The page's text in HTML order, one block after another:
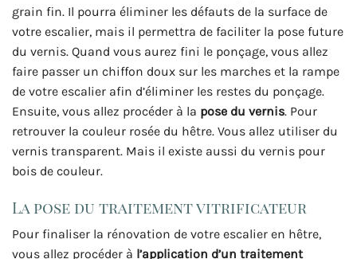
grain fin. Il pourra éliminer les défauts de la surface de
votre escalier, mais il permettra de faciliter la pose future
du vernis. Quand vous aurez fini le ponçage, vous allez
faire passer un chiffon doux sur les marches et la rampe
de votre escalier afin d’éliminer les restes du ponçage.
Ensuite, vous allez procéder à la pose du vernis. Pour
retrouver la couleur rosée du hêtre. Vous allez utiliser du
vernis transparent. Mais il existe aussi du vernis pour
bois de couleur.
La pose du traitement vitrificateur
Pour finaliser la rénovation de votre escalier en hêtre,
vous allez procéder à l’application d’un traitement